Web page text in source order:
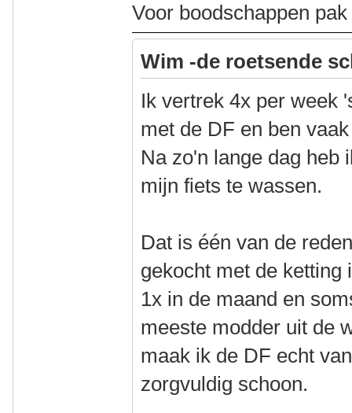
Voor boodschappen
Wim -de roetsende
Ik vertrek 4x per week
met de DF en ben
Na zo'n lange dag heb
mijn fiets te wassen.
Dat is één van de
gekocht met de ketting
1x in de maand en
meeste modder uit de
maak ik de DF echt
zorgvuldig schoon.